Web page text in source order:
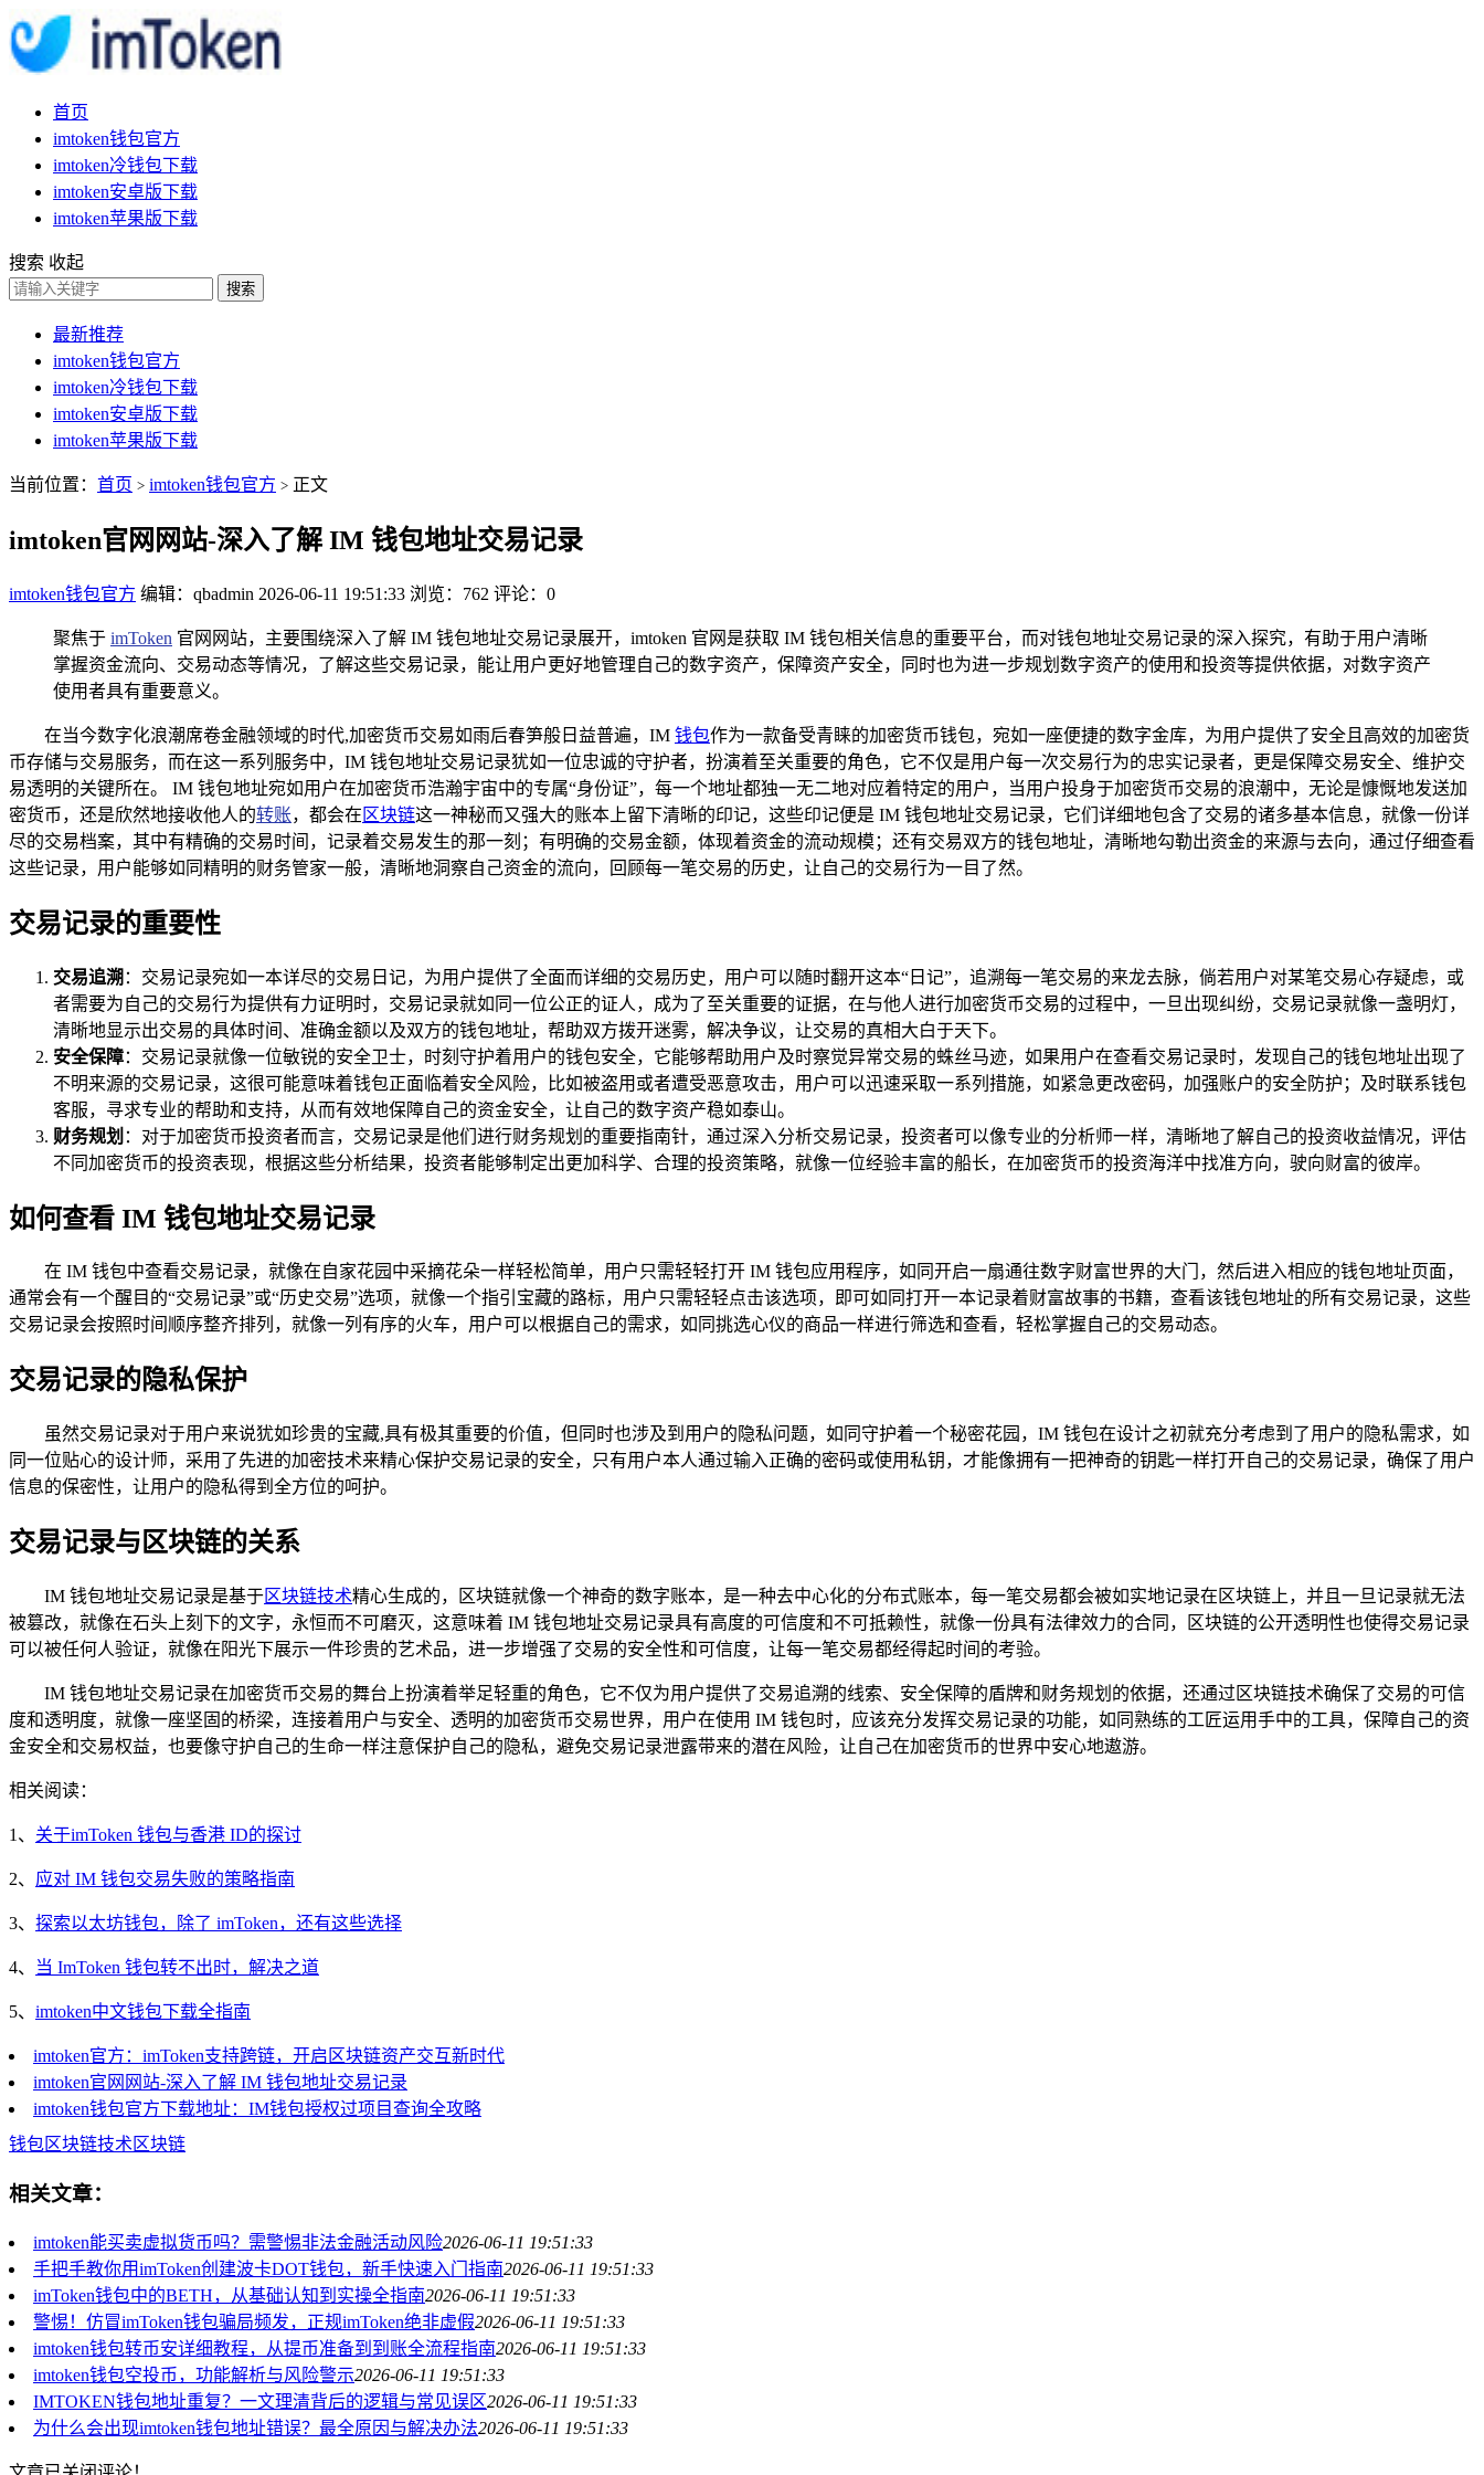
首页
imtoken钱包官方
imtoken冷钱包下载
imtoken安卓版下载
imtoken苹果版下载
搜索 收起
搜索
最新推荐
imtoken钱包官方
imtoken冷钱包下载
imtoken安卓版下载
imtoken苹果版下载
当前位置： 首页 > imtoken钱包官方 > 正文
imtoken官网网站-深入了解 IM 钱包地址交易记录
imtoken钱包官方 编辑：qbadmin 2026-06-11 19:51:33 浏览：762 评论：0
聚焦于 imToken 官网网站，主要围绕深入了解 IM 钱包地址交易记录展开，imtoken 官网是获取 IM 钱包相关信息的重要平台，而对钱包地址交易记录的深入探究，有助于用户清晰
掌握资金流向、交易动态等情况，了解这些交易记录，能让用户更好地管理自己的数字资产，保障资产安全，同时也为进一步规划数字资产的使用和投资等提供依据，对数字资产
使用者具有重要意义。
在当今数字化浪潮席卷金融领域的时代,加密货币交易如雨后春笋般日益普遍，IM 钱包作为一款备受青睐的加密货币钱包，宛如一座便捷的数字金库，为用户提供了安全且高效的加密货
币存储与交易服务，而在这一系列服务中，IM 钱包地址交易记录犹如一位忠诚的守护者，扮演着至关重要的角色，它不仅是用户每一次交易行为的忠实记录者，更是保障交易安全、维护交
易透明的关键所在。 IM 钱包地址宛如用户在加密货币浩瀚宇宙中的专属“身份证”，每一个地址都独一无二地对应着特定的用户，当用户投身于加密货币交易的浪潮中，无论是慷慨地发送加
密货币，还是欣然地接收他人的转账，都会在 区块链这一神秘而又强大的账本上留下清晰的印记，这些印记便是 IM 钱包地址交易记录，它们详细地包含了交易的诸多基本信息，就像一份详
尽的交易档案，其中有精确的交易时间，记录着交易发生的那一刻；有明确的交易金额，体现着资金的流动规模；还有交易双方的钱包地址，清晰地勾勒出资金的来源与去向，通过仔细查看
这些记录，用户能够如同精明的财务管家一般，清晰地洞察自己资金的流向，回顾每一笔交易的历史，让自己的交易行为一目了然。
交易记录的重要性
交易追溯 ：交易记录宛如一本详尽的交易日记，为用户提供了全面而详细的交易历史，用户可以随时翻开这本“日记”，追溯每一笔交易的来龙去脉，倘若用户对某笔交易心存疑虑，或
者需要为自己的交易行为提供有力证明时，交易记录就如同一位公正的证人，成为了至关重要的证据，在与他人进行加密货币交易的过程中，一旦出现纠纷，交易记录就像一盏明灯，
清晰地显示出交易的具体时间、准确金额以及双方的钱包地址，帮助双方拨开迷雾，解决争议，让交易的真相大白于天下。
安全保障：交易记录就像一位敏锐的安全卫士，时刻守护着用户的钱包安全，它能够帮助用户及时察觉异常交易的蛛丝马迹，如果用户在查看交易记录时，发现自己的钱包地址出现了
不明来源的交易记录，这很可能意味着钱包正面临着安全风险，比如被盗用或者遭受恶意攻击，用户可以迅速采取一系列措施，如紧急更改密码，加强账户的安全防护；及时联系钱包
客服，寻求专业的帮助和支持，从而有效地保障自己的资金安全，让自己的数字资产稳如泰山。
财务规划 ：对于加密货币投资者而言，交易记录是他们进行财务规划的重要指南针，通过深入分析交易记录，投资者可以像专业的分析师一样，清晰地了解自己的投资收益情况，评估
不同加密货币的投资表现，根据这些分析结果，投资者能够制定出更加科学、合理的投资策略，就像一位经验丰富的船长，在加密货币的投资海洋中找准方向，驶向财富的彼岸。
如何查看 IM 钱包地址交易记录
在 IM 钱包中查看交易记录，就像在自家花园中采摘花朵一样轻松简单，用户只需轻轻打开 IM 钱包应用程序，如同开启一扇通往数字财富世界的大门，然后进入相应的钱包地址页面，
通常会有一个醒目的“交易记录”或“历史交易”选项，就像一个指引宝藏的路标，用户只需轻轻点击该选项，即可如同打开一本记录着财富故事的书籍，查看该钱包地址的所有交易记录，这些
交易记录会按照时间顺序整齐排列，就像一列有序的火车，用户可以根据自己的需求，如同挑选心仪的商品一样进行筛选和查看，轻松掌握自己的交易动态。
交易记录的隐私保护
虽然交易记录对于用户来说犹如珍贵的宝藏,具有极其重要的价值，但同时也涉及到用户的隐私问题，如同守护着一个秘密花园，IM 钱包在设计之初就充分考虑到了用户的隐私需求，如
同一位贴心的设计师，采用了先进的加密技术来精心保护交易记录的安全，只有用户本人通过输入正确的密码或使用私钥，才能像拥有一把神奇的钥匙一样打开自己的交易记录，确保了用户
信息的保密性，让用户的隐私得到全方位的呵护。
交易记录与区块链的关系
IM 钱包地址交易记录是基于区块链技术精心生成的，区块链就像一个神奇的数字账本，是一种去中心化的分布式账本，每一笔交易都会被如实地记录在区块链上，并且一旦记录就无法
被篡改，就像在石头上刻下的文字，永恒而不可磨灭，这意味着 IM 钱包地址交易记录具有高度的可信度和不可抵赖性，就像一份具有法律效力的合同，区块链的公开透明性也使得交易记录
可以被任何人验证，就像在阳光下展示一件珍贵的艺术品，进一步增强了交易的安全性和可信度，让每一笔交易都经得起时间的考验。
IM 钱包地址交易记录在加密货币交易的舞台上扮演着举足轻重的角色，它不仅为用户提供了交易追溯的线索、安全保障的盾牌和财务规划的依据，还通过区块链技术确保了交易的可信
度和透明度，就像一座坚固的桥梁，连接着用户与安全、透明的加密货币交易世界，用户在使用 IM 钱包时，应该充分发挥交易记录的功能，如同熟练的工匠运用手中的工具，保障自己的资
金安全和交易权益，也要像守护自己的生命一样注意保护自己的隐私，避免交易记录泄露带来的潜在风险，让自己在加密货币的世界中安心地遨游。
相关阅读：
1、 关于imToken 钱包与香港 ID的探讨
2、 应对 IM 钱包交易失败的策略指南
3、 探索以太坊钱包，除了 imToken，还有这些选择
4、 当 ImToken 钱包转不出时，解决之道
5、 imtoken中文钱包下载全指南
imtoken官方：imToken支持跨链，开启区块链资产交互新时代
imtoken官网网站-深入了解 IM 钱包地址交易记录
imtoken钱包官方下载地址：IM钱包授权过项目查询全攻略
钱包区块链技术区块链
相关文章：
imtoken能买卖虚拟货币吗？需警惕非法金融活动风险2026-06-11 19:51:33
手把手教你用imToken创建波卡DOT钱包，新手快速入门指南2026-06-11 19:51:33
imToken钱包中的BETH，从基础认知到实操全指南2026-06-11 19:51:33
警惕！仿冒imToken钱包骗局频发，正规imToken绝非虚假2026-06-11 19:51:33
imtoken钱包转币安详细教程，从提币准备到到账全流程指南2026-06-11 19:51:33
imtoken钱包空投币，功能解析与风险警示2026-06-11 19:51:33
IMTOKEN钱包地址重复？一文理清背后的逻辑与常见误区2026-06-11 19:51:33
为什么会出现imtoken钱包地址错误？最全原因与解决办法2026-06-11 19:51:33